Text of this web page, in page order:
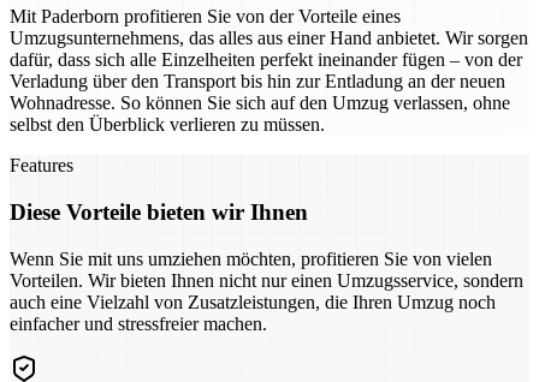
Mit Paderborn profitieren Sie von der Vorteile eines
Umzugsunternehmens, das alles aus einer Hand anbietet. Wir sorgen
dafür, dass sich alle Einzelheiten perfekt ineinander fügen – von der
Verladung über den Transport bis hin zur Entladung an der neuen
Wohnadresse. So können Sie sich auf den Umzug verlassen, ohne
selbst den Überblick verlieren zu müssen.
Features
Diese Vorteile bieten wir Ihnen
Wenn Sie mit uns umziehen möchten, profitieren Sie von vielen
Vorteilen. Wir bieten Ihnen nicht nur einen Umzugsservice, sondern
auch eine Vielzahl von Zusatzleistungen, die Ihren Umzug noch
einfacher und stressfreier machen.